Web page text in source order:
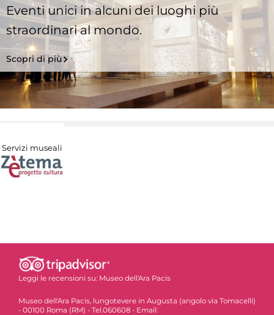
Eventi unici in alcuni dei luoghi più
straordinari al mondo.
Scopri di più
Servizi museali
Leggi le recensioni su: Museo dell'Ara Pacis
Museo dell'Ara Pacis, lungotevere in Augusta (angolo via Tomacelli)
- 00100 Roma (RM) - Tel.060608 - Email: